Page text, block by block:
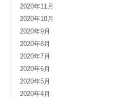
2020年11月
2020年10月
2020年9月
2020年8月
2020年7月
2020年6月
2020年5月
2020年4月